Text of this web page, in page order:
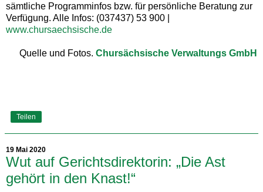
sämtliche Programminfos bzw. für persönliche Beratung zur
Verfügung. Alle Infos: (037437) 53 900 |
www.chursaechsische.de
Quelle und Fotos. Chursächsische Verwaltungs GmbH
Teilen
19 Mai 2020
Wut auf Gerichtsdirektorin: „Die Ast
gehört in den Knast!“